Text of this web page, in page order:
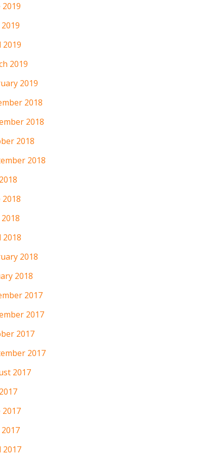
2019
2019
2019
2019
2018
2018
2018
2018
2018
2018
2018
2018
2017
2017
2017
2017
2017
2017
2017